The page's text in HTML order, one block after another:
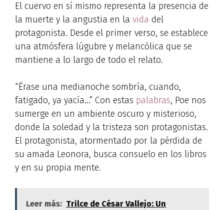
El cuervo en sí mismo representa la presencia de
la muerte y la angustia en la vida del
protagonista. Desde el primer verso, se establece
una atmósfera lúgubre y melancólica que se
mantiene a lo largo de todo el relato.
“Érase una medianoche sombría, cuando,
fatigado, ya yacía…” Con estas palabras, Poe nos
sumerge en un ambiente oscuro y misterioso,
donde la soledad y la tristeza son protagonistas.
El protagonista, atormentado por la pérdida de
su amada Leonora, busca consuelo en los libros
y en su propia mente.
Leer más: Trilce de César Vallejo: Un